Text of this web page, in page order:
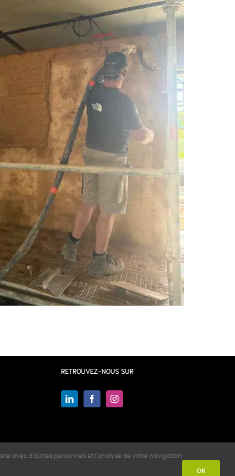
RETROUVEZ-NOUS SUR
avec d'autres personnes et l'analyse de votre navigation
OK